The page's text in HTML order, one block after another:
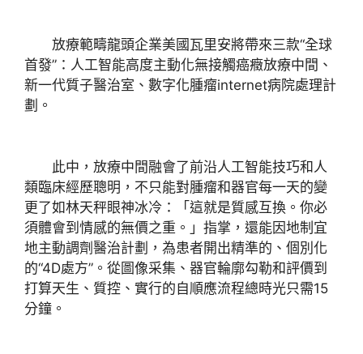
放療範疇龍頭企業美國瓦里安將帶來三款“全球
首發”：人工智能高度主動化無接觸癌癥放療中間、
新一代質子醫治室、數字化腫瘤internet病院處理計
劃。
此中，放療中間融會了前沿人工智能技巧和人
類臨床經歷聰明，不只能對腫瘤和器官每一天的變
更了如林天秤眼神冰冷：「這就是質感互換。你必
須體會到情感的無價之重。」指掌，還能因地制宜
地主動調劑醫治計劃，為患者開出精準的、個別化
的“4D處方”。從圖像采集、器官輪廓勾勒和評價到
打算天生、質控、實行的自順應流程總時光只需15
分鐘。